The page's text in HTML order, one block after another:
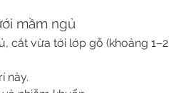
mầm ngủ
cắt vừa tới lớp gỗ (khoảng 1–2
này.